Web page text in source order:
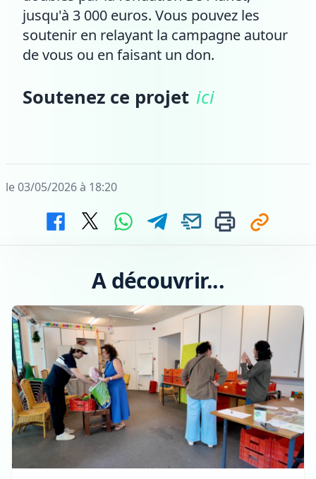
jusqu'à 3 000 euros. Vous pouvez les
soutenir en relayant la campagne autour
de vous ou en faisant un don.
Soutenez ce projet ici
le 03/05/2026 à 18:20
A découvrir...